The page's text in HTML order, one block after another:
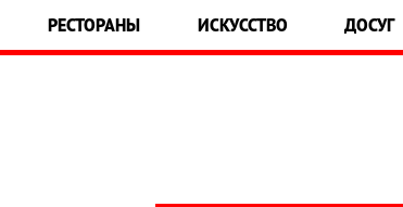
РЕСТОРАНЫ ИСКУССТВО ДОСУГ